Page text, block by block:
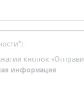
кнопок
информация